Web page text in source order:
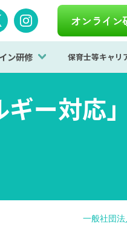
オンライン
ン研修 保育士等キャリ
ー対応
一般社団